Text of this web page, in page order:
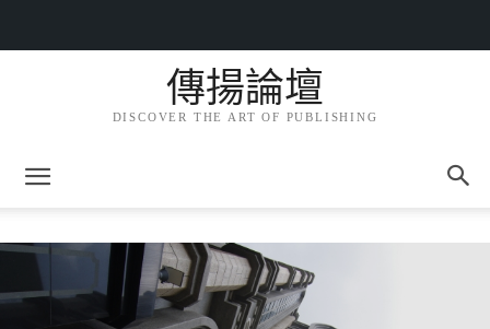
傳揚論壇
DISCOVER THE ART OF PUBLISHING